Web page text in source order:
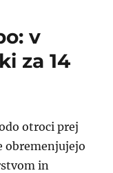
v
za 14
otroci prej
obremenjujejo
in